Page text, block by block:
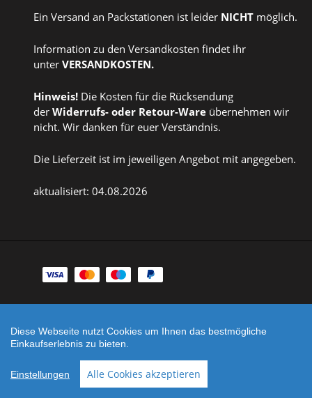
Ein Versand an Packstationen ist leider NICHT möglich.
Information zu den Versandkosten findet ihr
unter VERSANDKOSTEN.
Hinweis! Die Kosten für die Rücksendung
der Widerrufs- oder Retour-Ware übernehmen wir
nicht. Wir danken für euer Verständnis.
Die Lieferzeit ist im jeweiligen Angebot mit angegeben.
aktualisiert: 04.08.2026
Zahlungsarten
Shop erstellt mit
VersaCommerce.
Besuche uns auch auf lieber-
Diese Webseite nutzt Cookies um Ihnen das bestmögliche
Einkaufserlebnis zu bieten.
Einstellungen Alle Cookies akzeptieren